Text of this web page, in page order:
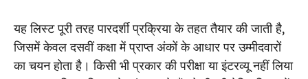
यह लिस्ट पूरी तरह पारदर्शी प्रक्रिया के तहत तैयार की जाती है,
जिसमें केवल दसवीं कक्षा में प्राप्त अंकों के आधार पर उम्मीदवारों
का चयन होता है। किसी भी प्रकार की परीक्षा या इंटरव्यू नहीं लिया